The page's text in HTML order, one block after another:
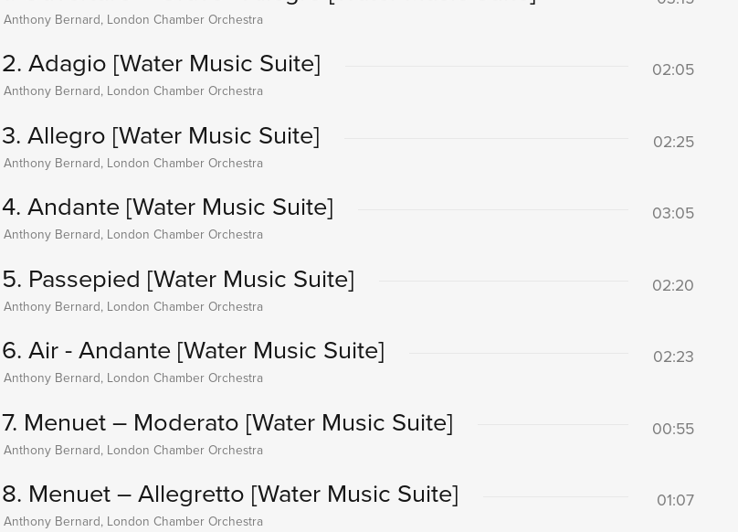
Anthony Bernard, London Chamber Orchestra
2. Adagio [Water Music Suite] 02:05
Anthony Bernard, London Chamber Orchestra
3. Allegro [Water Music Suite] 02:25
Anthony Bernard, London Chamber Orchestra
4. Andante[Water Music Suite] 03:05
Anthony Bernard, London Chamber Orchestra
5. Passepied [Water Music Suite] 02:20
Anthony Bernard, London Chamber Orchestra
6. Air - Andante[Water Music Suite] 02:23
Anthony Bernard, London Chamber Orchestra
7. Menuet – Moderato [Water Music Suite] 00:55
Anthony Bernard, London Chamber Orchestra
8. Menuet – Allegretto [Water Music Suite] 01:07
Anthony Bernard, London Chamber Orchestra